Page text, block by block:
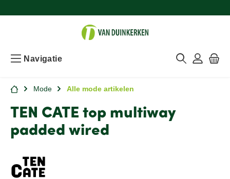
Navigatie
Mode Alle mode artikelen
TEN CATE top multiway
padded wired